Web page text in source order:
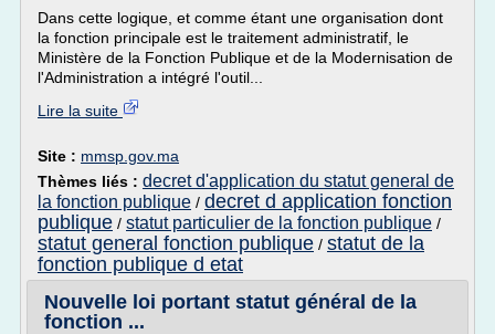
Dans cette logique, et comme étant une organisation dont
la fonction principale est le traitement administratif, le
Ministère de la Fonction Publique et de la Modernisation de
l'Administration a intégré l'outil...
Lire la suite
Site : mmsp.gov.ma
Thèmes liés : decret d'application du statut general de
la fonction publique / decret d application fonction
publique / statut particulier de la fonction publique /
statut general fonction publique / statut de la
fonction publique d etat
Nouvelle loi portant statut général de la
fonction ...